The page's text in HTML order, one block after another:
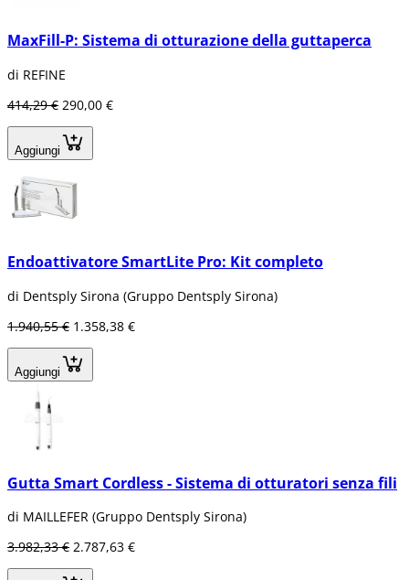
in Dentaltix!
MaxFill-P: Sistema di otturazione della guttaperca
di REFINE
414,29 € 290,00 €
Aggiungi
Endoattivatore SmartLite Pro: Kit completo
di Dentsply Sirona (Gruppo Dentsply Sirona)
1.940,55 € 1.358,38 €
Aggiungi
Gutta Smart Cordless - Sistema di otturatori senza fili
di MAILLEFER (Gruppo Dentsply Sirona)
3.982,33 € 2.787,63 €